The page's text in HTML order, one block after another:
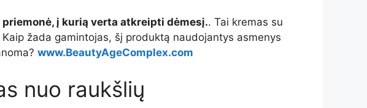
į kurią verta atkreipti dėmesį.. Tai kremas su
žada gamintojas, šį produktą naudojantys asmenys
www.BeautyAgeComplex.com
nuo raukšlių